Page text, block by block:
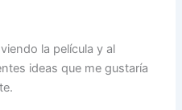
la película y al
ideas que me gustaría